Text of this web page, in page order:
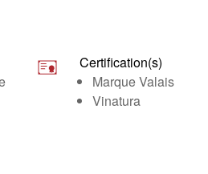
Certification(s)
Marque Valais
Vinatura